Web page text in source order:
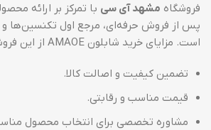
فروشگاه مشهد آی سی با تمرکز بر ارائه
پس از فروش حرفه‌ای، مرجع اول تکنسین‌ها و
است. مزایای خرید شابلون AMAOE از این فروشگاه عبارتند از:
تضمین کیفیت و اصالت کالا.
قیمت مناسب و رقابتی.
مشاوره تخصصی برای انتخاب محصول